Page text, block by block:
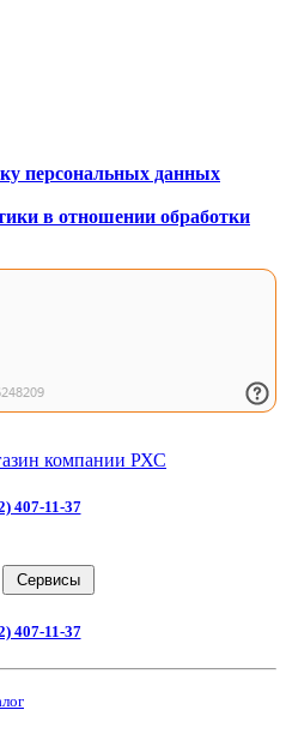
персональных данных
в отношении обработки
407-11-37
Cервисы
407-11-37